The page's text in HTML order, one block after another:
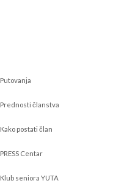
Putovanja
Prednosti članstva
Kako postati član
PRESS Centar
Klub seniora YUTA